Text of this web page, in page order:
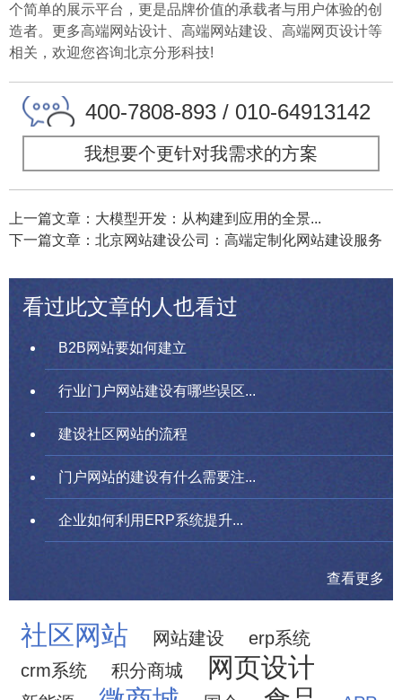
个简单的展示平台，更是品牌价值的承载者与用户体验的创
造者。更多高端网站设计、高端网站建设、高端网页设计等
相关，欢迎您咨询北京分形科技!
400-7808-893 / 010-64913142
我想要个更针对我需求的方案
上一篇文章：大模型开发：从构建到应用的全景...
下一篇文章：北京网站建设公司：高端定制化网站建设服务
看过此文章的人也看过
B2B网站要如何建立
行业门户网站建设有哪些误区...
建设社区网站的流程
门户网站的建设有什么需要注...
企业如何利用ERP系统提升...
查看更多
社区网站 网站建设
erp系统
crm系统
积分商城 网页设计